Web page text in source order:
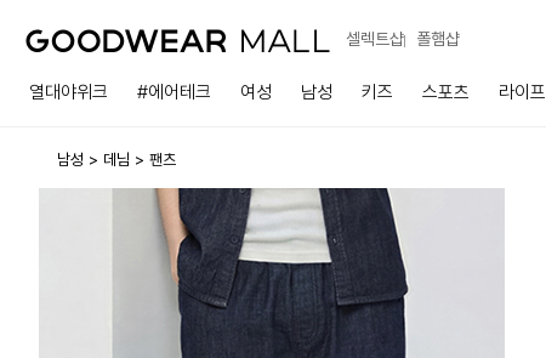
셀렉트샵 폴햄샵
열대야위크 #에어테크 여성 남성 키즈 스포츠 라이프
남성 데님 팬츠